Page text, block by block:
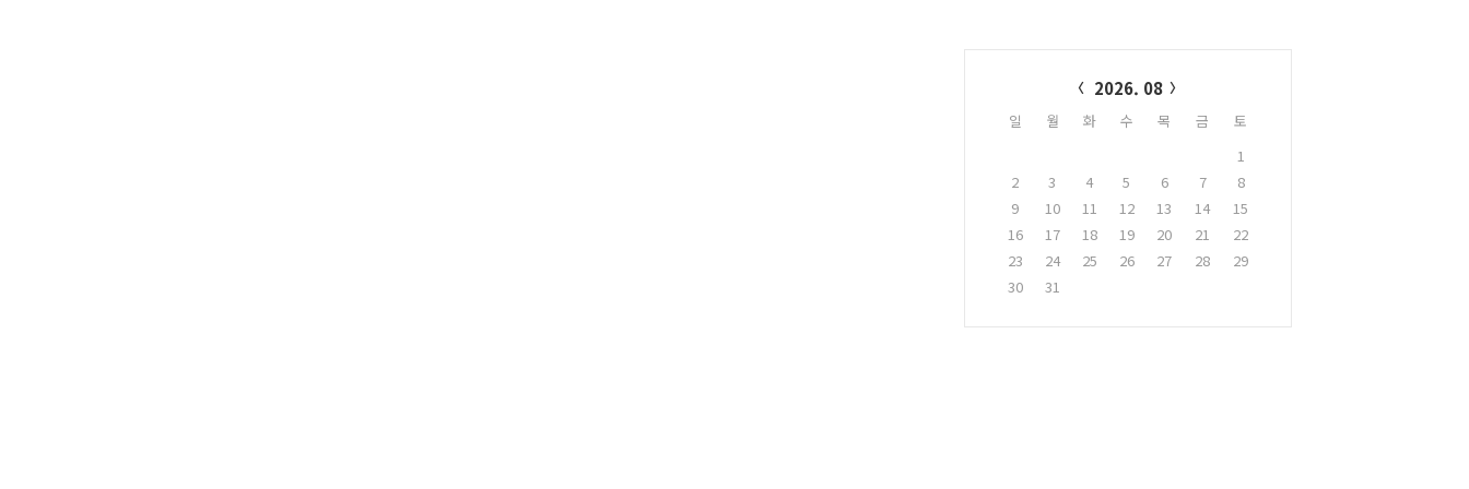
2026. 08
일 월 화 수 목 금
토
1
2
3 4 5 6 7
8
9
10 11 12 13 14
15
16
17 18 19 20 21
22
23
24 25 26 27 28
29
30
31